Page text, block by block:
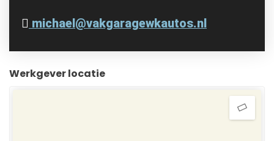
michael@vakgaragewkautos.nl
Werkgever locatie